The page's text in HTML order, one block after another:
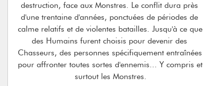
destruction, face aux Monstres. Le conflit dura près
d'une trentaine d'années, ponctuées de périodes de
calme relatifs et de violentes batailles. Jusqu'à ce que
des Humains furent choisis pour devenir des
Chasseurs, des personnes spécifiquement entraînées
pour affronter toutes sortes d'ennemis... Y compris et
surtout les Monstres.